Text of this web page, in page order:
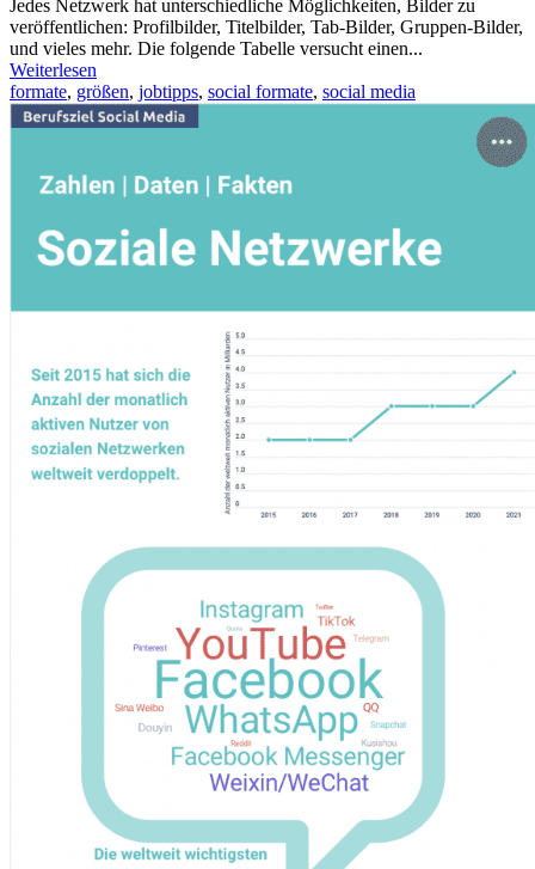
Jedes Netzwerk hat unterschiedliche Möglichkeiten, Bilder zu
veröffentlichen: Profilbilder, Titelbilder, Tab-Bilder, Gruppen-Bilder,
und vieles mehr. Die folgende Tabelle versucht einen...
Weiterlesen
formate, größen, jobtipps, social formate, social media